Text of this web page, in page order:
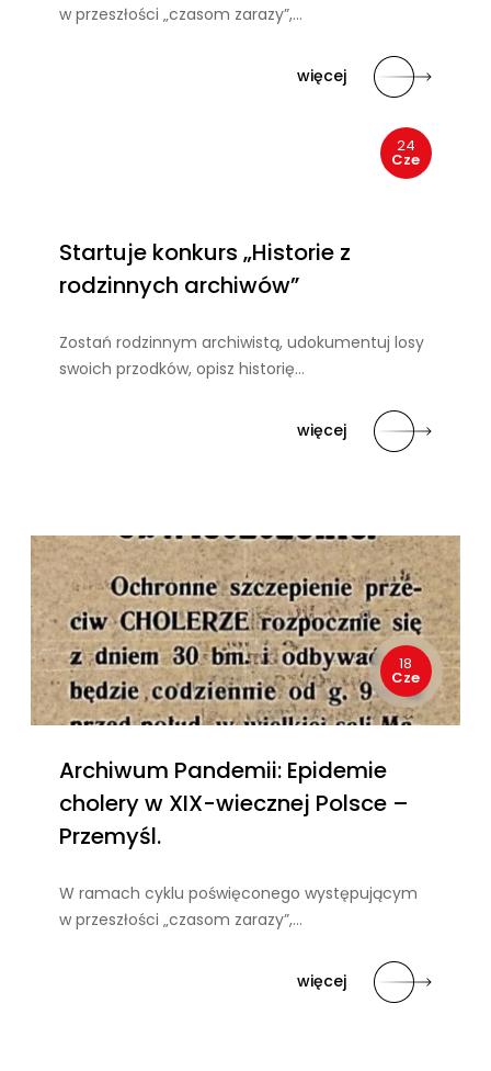
w przeszłości „czasom zarazy”,…
więcej
24
Cze
Startuje konkurs „Historie z
rodzinnych archiwów”
Zostań rodzinnym archiwistą, udokumentuj losy
swoich przodków, opisz historię…
więcej
18
Cze
Archiwum Pandemii: Epidemie
cholery w XIX-wiecznej Polsce –
Przemyśl.
W ramach cyklu poświęconego występującym
w przeszłości „czasom zarazy”,…
więcej